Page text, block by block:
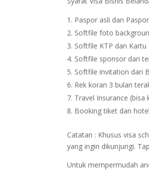
Paspor asli dan
Softfile foto
Softfile KTP dan Kartu
Softfile sponsor dari
Softfile invitation dari
Rek koran 3 bulan
Travel Insurance (bisa
Booking tiket dan
Catatan : Khusus visa
yang ingin dikunjungi.
Untuk mempermudah